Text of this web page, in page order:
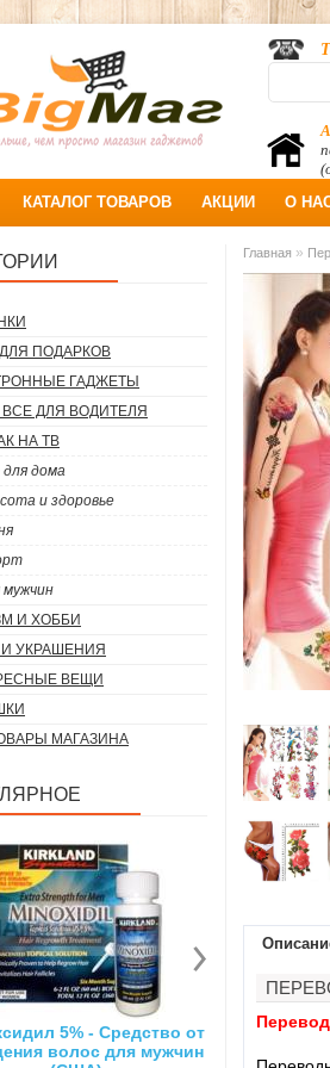
КАТАЛОГ ТОВАРОВ АКЦИИ О
ПОДАРКОВ
ГАДЖЕТЫ
ВСЕ ДЛЯ ВОДИТЕЛЯ
НА ТВ
для дома
и здоровье
мужчин
И ХОББИ
УКРАШЕНИЯ
ВЕЩИ
МАГАЗИНА
неодимовый
магнит
3D
Главная »